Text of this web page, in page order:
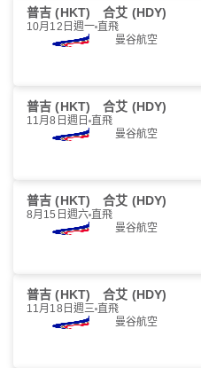
普吉 (HKT) 合艾 (HDY)
10月12日週一 直飛
曼谷航空
普吉 (HKT) 合艾 (HDY)
11月8日週日 直飛
曼谷航空
普吉 (HKT) 合艾 (HDY)
8月15日週六 直飛
曼谷航空
普吉 (HKT) 合艾 (HDY)
11月18日週三 直飛
曼谷航空